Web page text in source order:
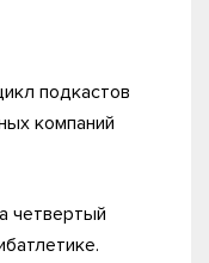
подкастов
компаний
четвертый